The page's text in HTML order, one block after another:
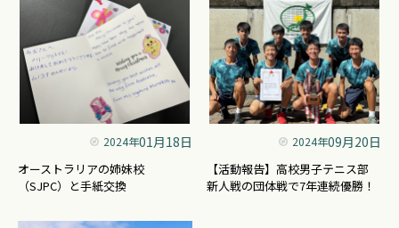
2024年01月18日
オーストラリアの姉妹校
（SJPC）と手紙交換
2024年09月20日
【活動報告】高校男子テニス部
新人戦の団体戦で7年連続優勝！